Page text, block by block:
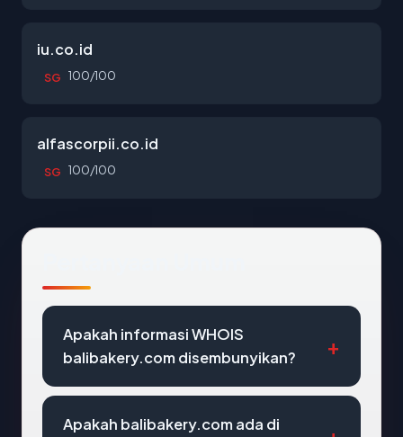
iu.co.id
SG 100/100
alfascorpii.co.id
SG 100/100
Apakah informasi WHOIS
balibakery.com disembunyikan?
Apakah balibakery.com ada di